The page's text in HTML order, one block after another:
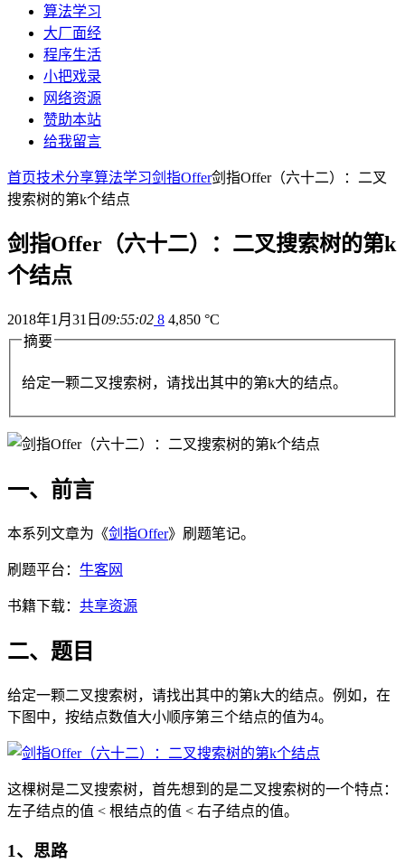
算法学习
大厂面经
程序生活
小把戏录
网络资源
赞助本站
给我留言
首页技术分享算法学习剑指Offer剑指Offer（六十二）：二叉
搜索树的第k个结点
剑指Offer（六十二）：二叉搜索树的第k
个结点
2018年1月31日 09:55:02 8 4,850 °C
摘要
给定一颗二叉搜索树，请找出其中的第k大的结点。
一、前言
本系列文章为《剑指Offer》刷题笔记。
刷题平台： 牛客网
书籍下载： 共享资源
二、题目
给定一颗二叉搜索树，请找出其中的第k大的结点。例如，在
下图中，按结点数值大小顺序第三个结点的值为4。
这棵树是二叉搜索树，首先想到的是二叉搜索树的一个特点：
左子结点的值 < 根结点的值 < 右子结点的值。
1、思路